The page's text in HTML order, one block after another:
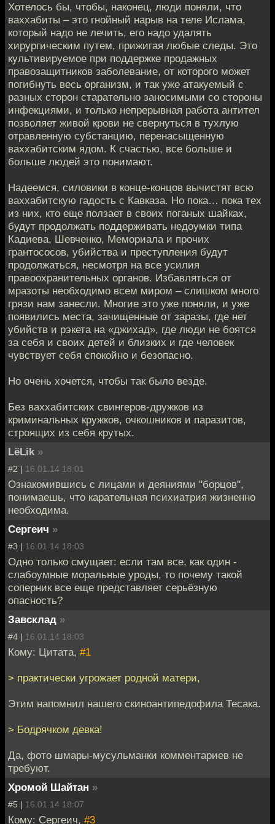
Хотелось бы, чтобы, наконец, люди поняли, что
ваххабиты – это гнойный нарыв на теле Ислама,
который надо не лечить, его надо удалять
хирургическим путем, прижигая любые следы. Это
культивируемое при поддержке продажных
правозащитников заболевание, от которого может
погибнуть весь организм, и так уже атакуемый с
разных сторон старательно заносимыми со стороны
инфекциями, и только непрерывная работа антител
позволяет живой крови не свернуться в тухлую
отравленную субстанцию, перенасыщенную
ваххабитским ядом. К счастью, все больше и
больше людей это понимают.
Надеемся, силовики в конце-концов вычистят всю
ваххабитскую гадость с Кавказа. Но пока… пока тех
из них, кто еще ползает в своих поганых шайках,
будут продолжать поддерживать недоумки типа
Кадиева, Шевченко, Мемориала и прочих
грантососов, убийства и преступления будут
продолжаться, несмотря на все усилия
правоохранительных органов. Избавляться от
мразоты необходимо всем миром – слишком много
грязи нам занесли. Многие это уже поняли, и уже
появились места, зачищенные от заразы, где нет
убийств и рэкета на «джихад», где люди не боятся
за себя и своих детей и близких и где человек
чувствует себя спокойно и безопасно.
Но очень хочется, чтобы так было везде.
Без ваххабитских свингеров-дружков из
криминальных кружков, очкошников и паразитов,
строящих из себя крутых.
LёLik »
#2 | 16.01.14 18:01
Ознакомившись с лицами и деяниями "борцов",
понимаешь, что карательная психиатрия жизненно
необходима.
Сергеич »
#3 | 16.01.14 18:03
Одно только смущает: если там все, как один -
слабоумные моральные уроды, то почему такой
соперник все еще представляет серьёзную
опасность?
Завсклад »
#4 | 16.01.14 18:03
Кому: Цитата, #1
> практически угрожает родной матери,
Этим напомнил нашего скиноантипедофила Тесака.
> Бодрячком девка!
Да, фото шмары-мусульманки комментариев не
требуют.
Хромой Шайтан »
#5 | 16.01.14 18:07
Кому: Сергеич, #3